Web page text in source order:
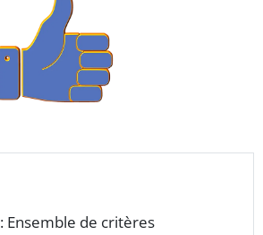
: Ensemble de critères